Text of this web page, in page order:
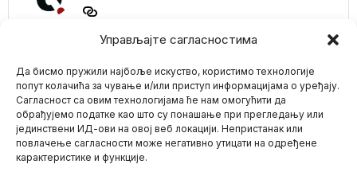
Управљајте сагласностима
Да бисмо пружили најбоље искуство, користимо технологије
попут колачића за чување и/или приступ информацијама о уређају.
Сагласност са овим технологијама ће нам омогућити да
обрађујемо податке као што су понашање при прегледању или
јединствени ИД-ови на овој веб локацији. Непристанак или
повлачење сагласности може негативно утицати на одређене
карактеристике и функције.
Mario zna Youtube
Peskov: Putin i Tramp
su verovatno imali i
druge nezvanične
razgovore
Portparol Kremlja Dmitrij
Peskov izjavio je da ruski
i američki